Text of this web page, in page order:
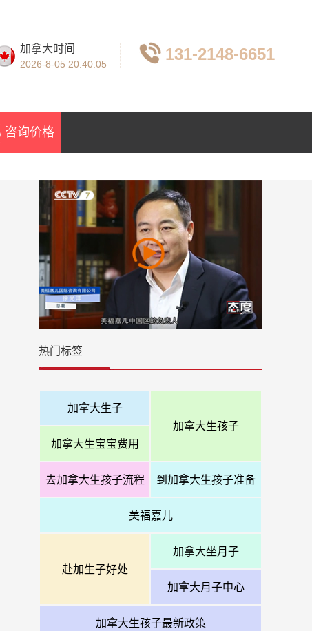
加拿大时间
2026-8-05 20:40:07
131-2148-6651
咨询价格
热门标签
加拿大生子
加拿大生孩子
加拿大生宝宝费用
去加拿大生孩子流程 到加拿大生孩子准备
美福嘉儿
赴加生子好处
加拿大坐月子
加拿大月子中心
加拿大生孩子最新政策